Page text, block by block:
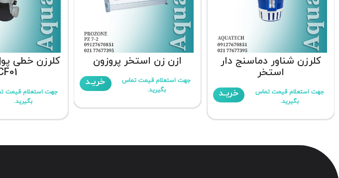
کلرزن شناور دماسنج دار
استخر
جهت استعلام قیمت تماس
بگیرید.
خریـد
ازن زن استخر پروزون
جهت استعلام قیمت تماس
بگیرید.
خریـد
کلرزن خطی
جهت استعلام قیمت
بگیرید.